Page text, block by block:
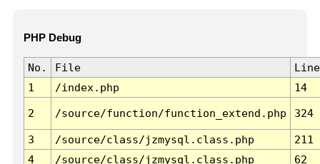
PHP Debug
No. File
Line
1
/index.php 14
2 /source/function/function_extend.php 324
3 /source/class/jzmysql.class.php
211
4
/source/class/jzmysql.class.php
62